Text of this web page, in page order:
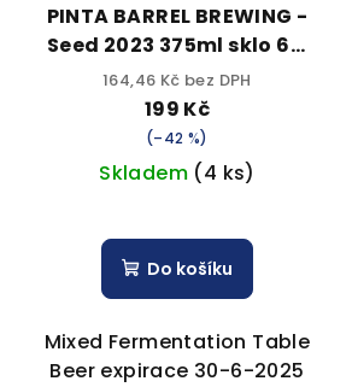
PINTA BARREL BREWING -
Seed 2023 375ml sklo 6%
alk.
164,46 Kč bez DPH
199 Kč
(–42 %)
Skladem (4 ks)
Do košíku
Mixed Fermentation Table
Beer expirace 30-6-2025